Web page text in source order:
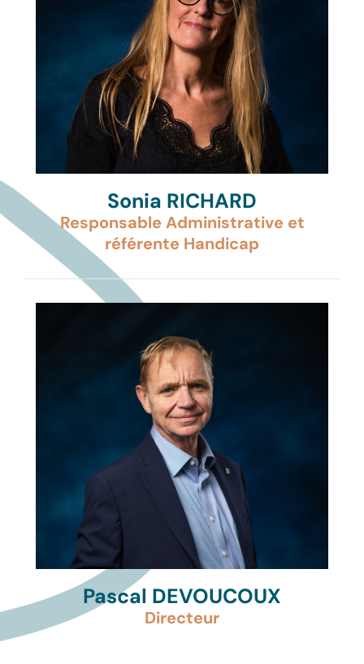
Sonia RICHARD
Responsable Administrative et
référente Handicap
Pascal DEVOUCOUX
Directeur